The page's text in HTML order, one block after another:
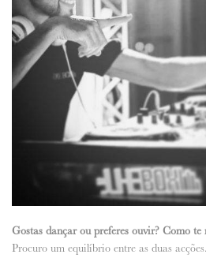
Gostas dançar ou preferes ouvir? Como te
Procuro um equilíbrio entre as duas